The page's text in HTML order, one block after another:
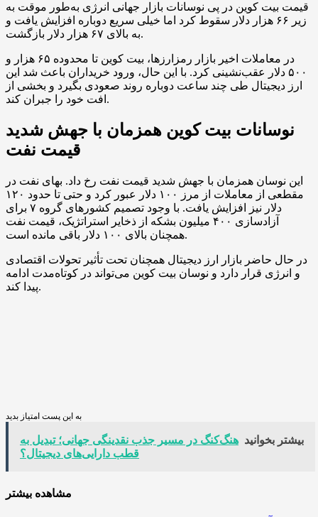
قیمت بیت کوین در پی نوسانات بازار جهانی انرژی به‌طور موقت به
زیر ۶۶ هزار دلار سقوط کرد اما خیلی سریع دوباره افزایش یافت و
به بالای ۶۷ هزار دلار بازگشت.
در معاملات اخیر بازار رمزارزها، بیت کوین تا محدوده ۶۵ هزار و
۵۰۰ دلار عقب‌نشینی کرد. با این حال، ورود خریداران باعث شد این
ارز دیجیتال طی چند ساعت دوباره روند صعودی بگیرد و بخشی از
افت خود را جبران کند.
نوسانات بیت کوین همزمان با جهش شدید
قیمت نفت
این نوسان همزمان با جهش شدید قیمت نفت رخ داد. بهای نفت در
مقطعی از معاملات از مرز ۱۰۰ دلار عبور کرد و حتی تا حدود ۱۲۰
دلار نیز افزایش یافت. با وجود تصمیم کشورهای گروه ۷ برای
آزادسازی ۴۰۰ میلیون بشکه از ذخایر استراتژیک، قیمت نفت
همچنان بالای ۱۰۰ دلار باقی مانده است.
در حال حاضر بازار ارز دیجیتال همچنان تحت تأثیر تحولات اقتصادی
و انرژی قرار دارد و نوسان بیت کوین می‌تواند در کوتاه‌مدت ادامه
پیدا کند.
به این پست امتیاز بدید
بیشتر بخوانید هنگ‌کنگ در مسیر جذب نقدینگی جهانی؛ تبدیل به
قطب دارایی‌های دیجیتال؟
مشاهده بیشتر